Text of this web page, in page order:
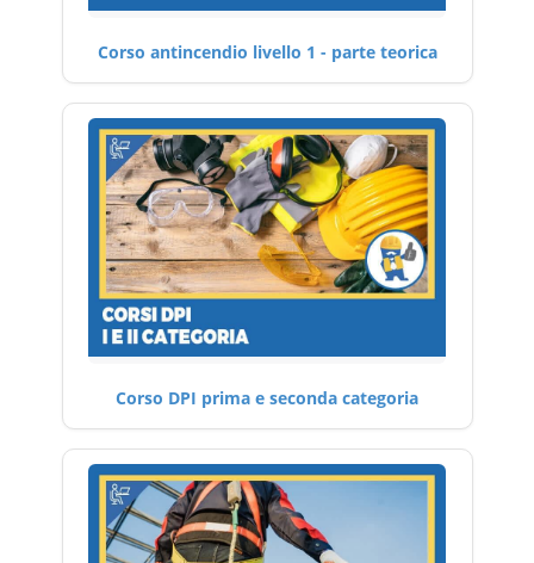
Corso antincendio livello 1 - parte teorica
Corso DPI prima e seconda categoria